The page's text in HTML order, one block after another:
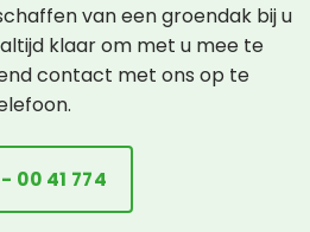
van een groendak bij u
klaar om met u mee te
contact met ons op te
00 41 774